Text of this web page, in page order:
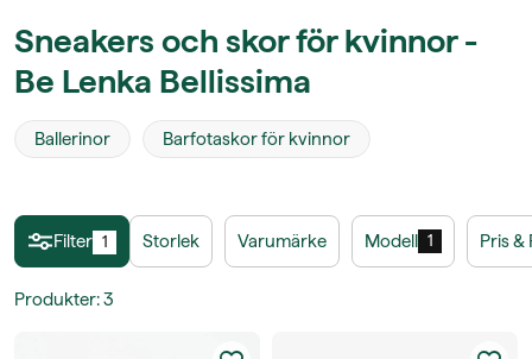
Sneakers och skor för kvinnor -
Be Lenka Bellissima
Ballerinor Barfotaskor för kvinnor
Filter 1 Storlek Varumärke Modell 1 Pris &
Produkter:3